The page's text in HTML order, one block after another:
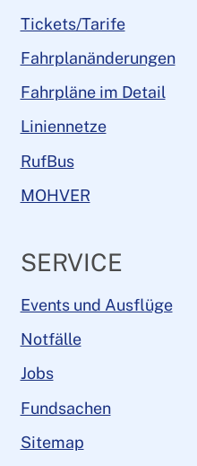
Tickets/Tarife
Fahrplanänderungen
Fahrpläne im Detail
Liniennetze
RufBus
MOHVER
SERVICE
Events und Ausflüge
Notfälle
Jobs
Fundsachen
Sitemap